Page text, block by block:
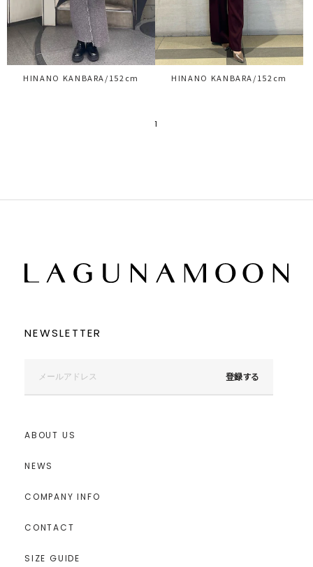
HINANO KANBARA/152cm HINANO KANBARA/152cm
1
NEWSLETTER
登録する
ABOUT US
NEWS
COMPANY INFO
CONTACT
SIZE GUIDE